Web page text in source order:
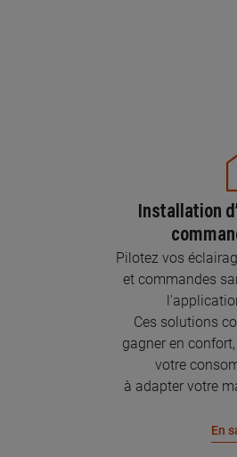
Installation
Pilotez vos
et commandes
Ces solutions
gagner en
votre
à adapter votre
En